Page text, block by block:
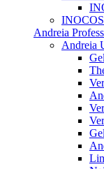
Andreia
Andreia